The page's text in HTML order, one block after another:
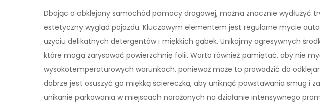
Dbając o obklejony samochód pomocy drogowej, można znacznie wydłużyć
estetyczny wygląd pojazdu. Kluczowym elementem jest regularne mycie
użyciu delikatnych detergentów i miękkich gąbek. Unikajmy agresywnych
które mogą zarysować powierzchnię folii. Warto również pamiętać, aby nie
wysokotemperaturowych warunkach, ponieważ może to prowadzić do
dobrze jest osuszyć go miękką ściereczką, aby uniknąć powstawania smug i
unikanie parkowania w miejscach narażonych na działanie intensywnego